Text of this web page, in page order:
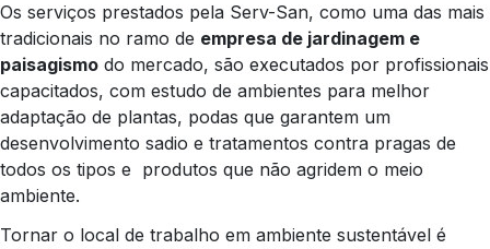
Os serviços prestados pela Serv-San, como uma das mais
tradicionais no ramo de empresa de jardinagem e
paisagismo do mercado, são executados por profissionais
capacitados, com estudo de ambientes para melhor
adaptação de plantas, podas que garantem um
desenvolvimento sadio e tratamentos contra pragas de
todos os tipos e produtos que não agridem o meio
ambiente.
Tornar o local de trabalho em ambiente sustentável é